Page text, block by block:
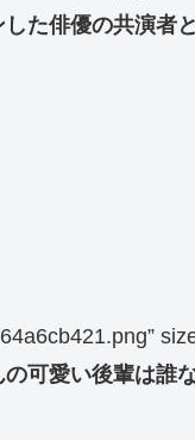
した俳優の共演者
の可愛い後輩は誰